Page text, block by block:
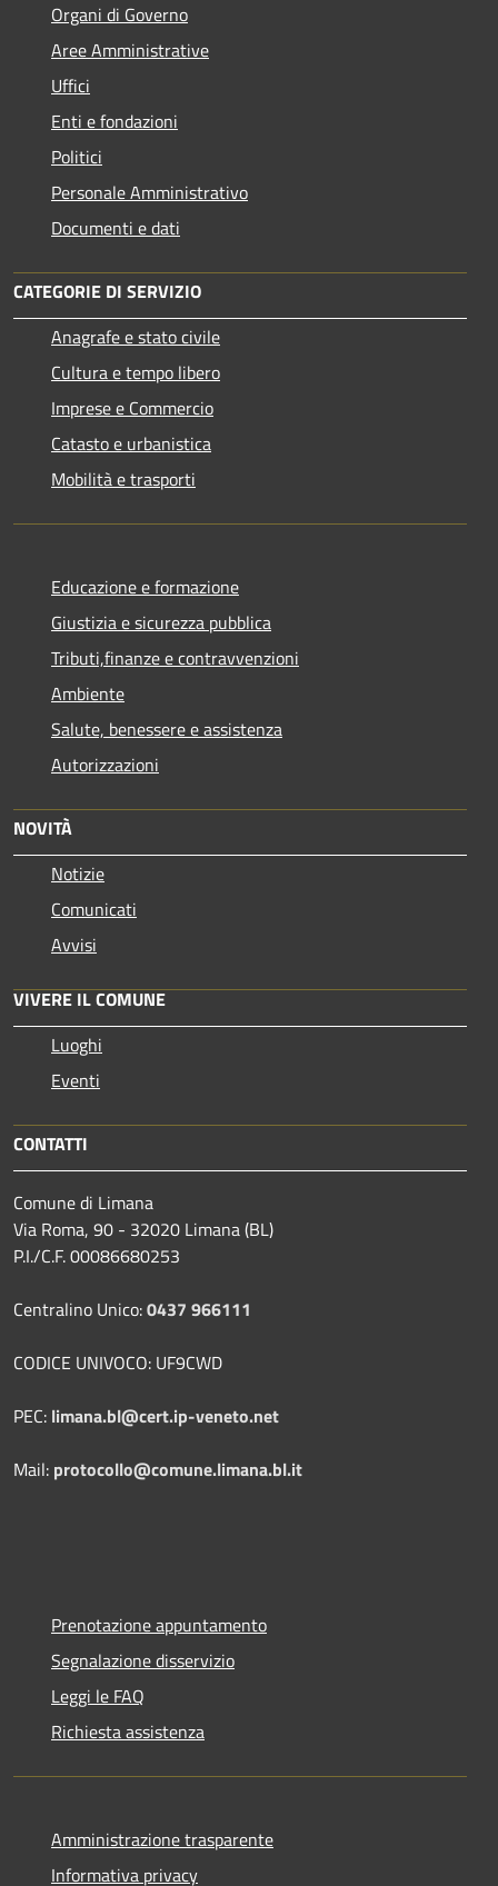
Organi di Governo
Aree Amministrative
Uffici
Enti e fondazioni
Politici
Personale Amministrativo
Documenti e dati
CATEGORIE DI SERVIZIO
Anagrafe e stato civile
Cultura e tempo libero
Imprese e Commercio
Catasto e urbanistica
Mobilità e trasporti
Educazione e formazione
Giustizia e sicurezza pubblica
Tributi,finanze e contravvenzioni
Ambiente
Salute, benessere e assistenza
Autorizzazioni
NOVITÀ
Notizie
Comunicati
Avvisi
VIVERE IL COMUNE
Luoghi
Eventi
CONTATTI
Comune di Limana
Via Roma, 90 - 32020 Limana (BL)
P.I./C.F. 00086680253
Centralino Unico:0437 966111
CODICE UNIVOCO: UF9CWD
PEC: limana.bl@cert.ip-veneto.net
Mail: protocollo@comune.limana.bl.it
Prenotazione appuntamento
Segnalazione disservizio
Leggi le FAQ
Richiesta assistenza
Amministrazione trasparente
Informativa privacy